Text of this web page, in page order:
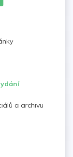
a archivu